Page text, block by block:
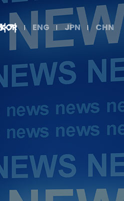
기
KOR ENG JPN CHN